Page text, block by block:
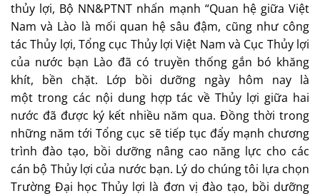
thủy lợi, Bộ NN&PTNT nhấn mạnh “Quan hệ giữa Việt
Nam và Lào là mối quan hệ sâu đậm, cũng như công
tác Thủy lợi, Tổng cục Thủy lợi Việt Nam và Cục Thủy lợi
của nước bạn Lào đã có truyền thống gắn bó khăng
khít, bền chặt. Lớp bồi dưỡng ngày hôm nay là
một trong các nội dung hợp tác về Thủy lợi giữa hai
nước đã được ký kết nhiều năm qua. Đồng thời trong
những năm tới Tổng cục sẽ tiếp tục đẩy mạnh chương
trình đào tạo, bồi dưỡng nâng cao năng lực cho các
cán bộ Thủy lợi của nước bạn. Lý do chúng tôi lựa chọn
Trường Đại học Thủy lợi là đơn vị đào tạo, bồi dưỡng